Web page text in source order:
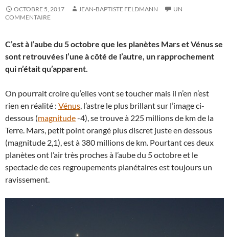
OCTOBRE 5, 2017 JEAN-BAPTISTE FELDMANN
UN
COMMENTAIRE
C’est à l’aube du 5 octobre que les planètes Mars et Vénus se
sont retrouvées l’une à côté de l’autre, un rapprochement
qui n’était qu’apparent.
On pourrait croire qu’elles vont se toucher mais il n’en n’est
rien en réalité : Vénus, l’astre le plus brillant sur l’image ci-
dessous (magnitude-4), se trouve à 225 millions de km de la
Terre. Mars, petit point orangé plus discret juste en dessous
(magnitude 2,1), est à 380 millions de km. Pourtant ces deux
planètes ont l’air très proches à l’aube du 5 octobre et le
spectacle de ces regroupements planétaires est toujours un
ravissement.